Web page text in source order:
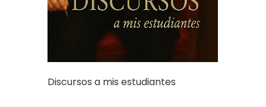
Discursos a mis estudiantes